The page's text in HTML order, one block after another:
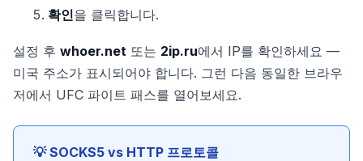
확인을 클릭합니다.
설정 후 whoer.net 또는 2ip.ru에서 IP를 확인하세요 —
미국 주소가 표시되어야 합니다. 그런 다음 동일한 브라우
저에서 UFC 파이트 패스를 열어보세요.
💡 SOCKS5 vs HTTP 프로토콜